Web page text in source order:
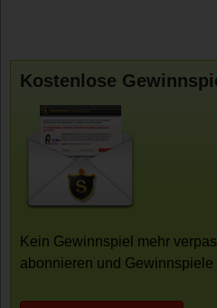
Kostenlose
Kein Gewinnspiel mehr
abonnieren und